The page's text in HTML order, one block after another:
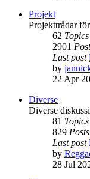
Projekt
Projekttrådar
62 Topics
2901
Last post
by
22 Apr
Diverse
Diverse
81 Topics
829 Posts
Last post
by
28 Jul